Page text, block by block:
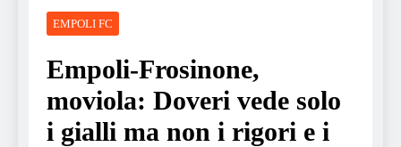
EMPOLI FC
Empoli-Frosinone,
moviola: Doveri vede solo
i gialli ma non i rigori e i